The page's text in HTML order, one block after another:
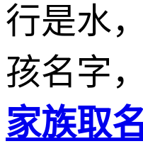
行是水
孩名字
家族取名